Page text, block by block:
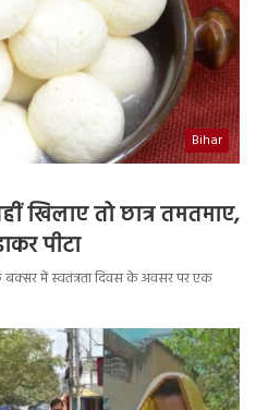
Bihar
खिलाए तो छात्र तमतमाए,
पीटा
में स्वतंत्रता दिवस के अवसर पर एक